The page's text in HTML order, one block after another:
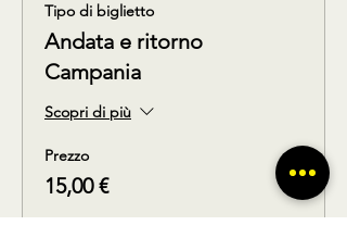
Tipo di biglietto
Andata e ritorno
Campania
Scopri di più
Prezzo
15,00 €